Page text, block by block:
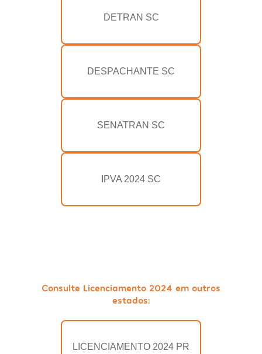
DETRAN SC
DESPACHANTE SC
SENATRAN SC
IPVA 2024 SC
Consulte Licenciamento 2024 em outros
estados:
LICENCIAMENTO 2024 PR